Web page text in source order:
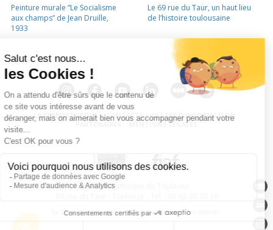
Peinture murale “Le Socialisme
aux champs” de Jean Druille,
1933
Le 69 rue du Taur, un haut lieu
de l’histoire toulousaine
LA CINÉMATHÈQUE · CONTACTS · LETTRE D'INFORMATION
PARTENAIRES · MENTIONS LÉGALES
La Cinémathèque de Toulouse
La Cinémathèque de Toulouse © 2015. Tous droits réservés.